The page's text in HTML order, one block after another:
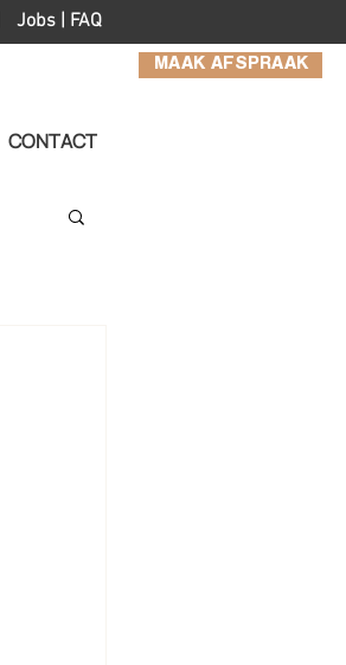
MAAK AFSPRAAK
Jobs | FAQ
CONTACT